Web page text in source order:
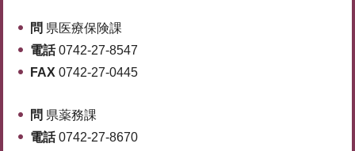
問 県医療保険課
電話0742-27-8547
FAX 0742-27-0445
問 県薬務課
電話0742-27-8670